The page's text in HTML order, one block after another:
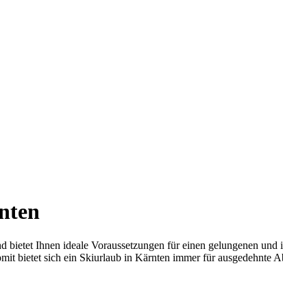
bietet Ihnen ideale Voraussetzungen für einen gelungenen und
bietet sich ein Skiurlaub in Kärnten immer für ausgedehnte